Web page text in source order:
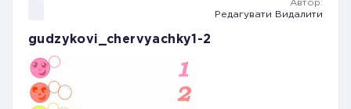
Автор:
Редагувати
Видалити
gudzykovi_chervyachky1-2